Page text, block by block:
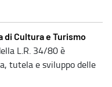
di Cultura e Turismo
L.R. 34/80 è
tutela e sviluppo delle